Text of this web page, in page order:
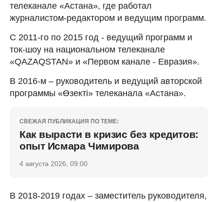
телеканале «Астана», где работал
журналистом-редактором и ведущим программ.
С 2011-го по 2015 год - ведущий программ и
ток-шоу на национальном телеканале
«QAZAQSTAN» и «Первом канале - Евразия».
В 2016-м – руководитель и ведущий авторской
программы «Өзекті» телеканала «Астана».
СВЕЖАЯ ПУБЛИКАЦИЯ ПО ТЕМЕ:
Как вырасти в кризис без кредитов:
опыт Исмара Чимирова
4 августа 2026, 09:00
В 2018-2019 годах – заместитель руководителя,